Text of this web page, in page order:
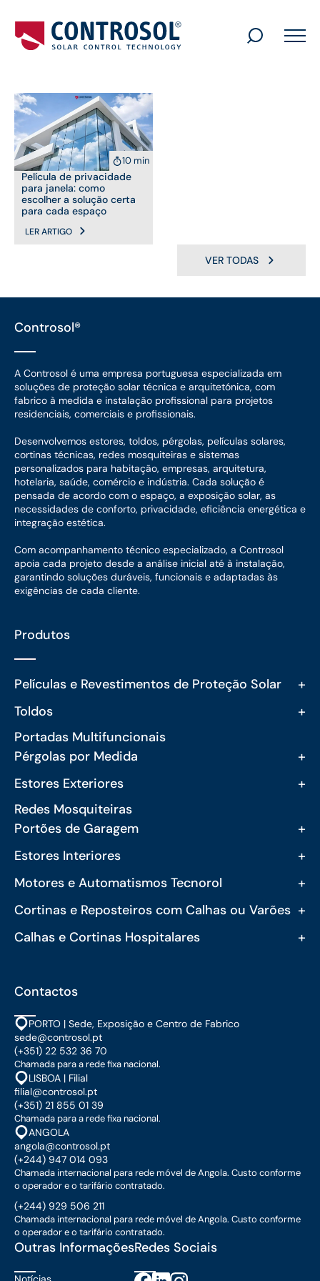
10 min
Película de privacidade
para janela: como
escolher a solução certa
para cada espaço
LER ARTIGO
VER TODAS
Controsol®
A Controsol é uma empresa portuguesa especializada em
soluções de proteção solar técnica e arquitetónica, com
fabrico à medida e instalação profissional para projetos
residenciais, comerciais e profissionais.
Desenvolvemos estores, toldos, pérgolas, películas solares,
cortinas técnicas, redes mosquiteiras e sistemas
personalizados para habitação, empresas, arquitetura,
hotelaria, saúde, comércio e indústria. Cada solução é
pensada de acordo com o espaço, a exposição solar, as
necessidades de conforto, privacidade, eficiência energética e
integração estética.
Com acompanhamento técnico especializado, a Controsol
apoia cada projeto desde a análise inicial até à instalação,
garantindo soluções duráveis, funcionais e adaptadas às
exigências de cada cliente.
Produtos
Películas e Revestimentos de Proteção Solar +
Toldos +
Portadas Multifuncionais
Pérgolas por Medida
+
Estores Exteriores +
Redes Mosquiteiras
Portões de Garagem
+
Estores Interiores +
Motores e Automatismos Tecnorol +
Cortinas e Reposteiros com Calhas ou Varões +
Calhas e Cortinas Hospitalares +
Contactos
PORTO | Sede, Exposição e Centro de Fabrico
sede@controsol.pt
(+351) 22 532 36 70
Chamada para a rede fixa nacional.
LISBOA | Filial
filial@controsol.pt
(+351) 21 855 01 39
Chamada para a rede fixa nacional.
ANGOLA
angola@controsol.pt
(+244) 947 014 093
Chamada internacional para rede móvel de Angola. Custo conforme
o operador e o tarifário contratado.
(+244) 929 506 211
Chamada internacional para rede móvel de Angola. Custo conforme
o operador e o tarifário contratado.
Outras InformaçõesRedes Sociais